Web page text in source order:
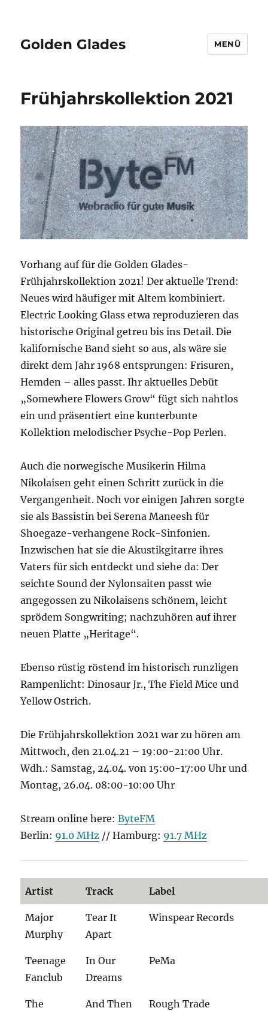
Golden Glades MENÜ
Frühjahrskollektion 2021
Vorhang auf für die Golden Glades-
Frühjahrskollektion 2021! Der aktuelle Trend:
Neues wird häufiger mit Altem kombiniert.
Electric Looking Glass etwa reproduzieren das
historische Original getreu bis ins Detail. Die
kalifornische Band sieht so aus, als wäre sie
direkt dem Jahr 1968 entsprungen: Frisuren,
Hemden – alles passt. Ihr aktuelles Debüt
„Somewhere Flowers Grow“ fügt sich nahtlos
ein und präsentiert eine kunterbunte
Kollektion melodischer Psyche-Pop Perlen.
Auch die norwegische Musikerin Hilma
Nikolaisen geht einen Schritt zurück in die
Vergangenheit. Noch vor einigen Jahren sorgte
sie als Bassistin bei Serena Maneesh für
Shoegaze-verhangene Rock-Sinfonien.
Inzwischen hat sie die Akustikgitarre ihres
Vaters für sich entdeckt und siehe da: Der
seichte Sound der Nylonsaiten passt wie
angegossen zu Nikolaisens schönem, leicht
sprödem Songwriting; nachzuhören auf ihrer
neuen Platte „Heritage“.
Ebenso rüstig röstend im historisch runzligen
Rampenlicht: Dinosaur Jr., The Field Mice und
Yellow Ostrich.
Die Frühjahrskollektion 2021 war zu hören am
Mittwoch, den 21.04.21 – 19:00-21:00 Uhr.
Wdh.: Samstag, 24.04. von 15:00-17:00 Uhr und
Montag, 26.04. 08:00-10:00 Uhr
Stream online here:ByteFM
Berlin: 91.0 MHz // Hamburg: 91.7 MHz
Artist Track Label
Major
Murphy
Tear It
Apart
Winspear Records
Teenage
Fanclub
In Our
Dreams
PeMa
The
And Then
Rough Trade